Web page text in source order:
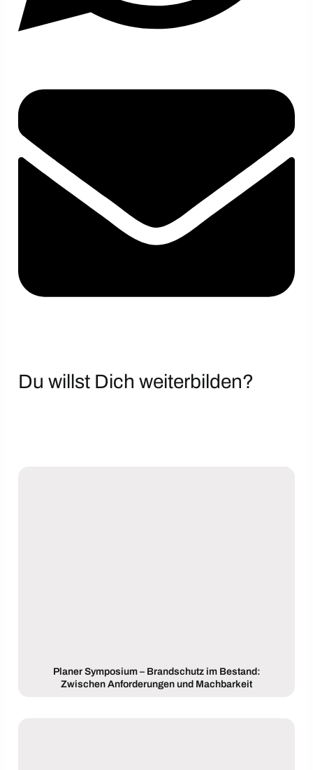
Du willst Dich weiterbilden?
Planer Symposium – Brandschutz im Bestand:
Zwischen Anforderungen und Machbarkeit